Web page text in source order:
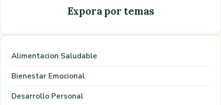
Expora por temas
Alimentacion Saludable
Bienestar Emocional
Desarrollo Personal